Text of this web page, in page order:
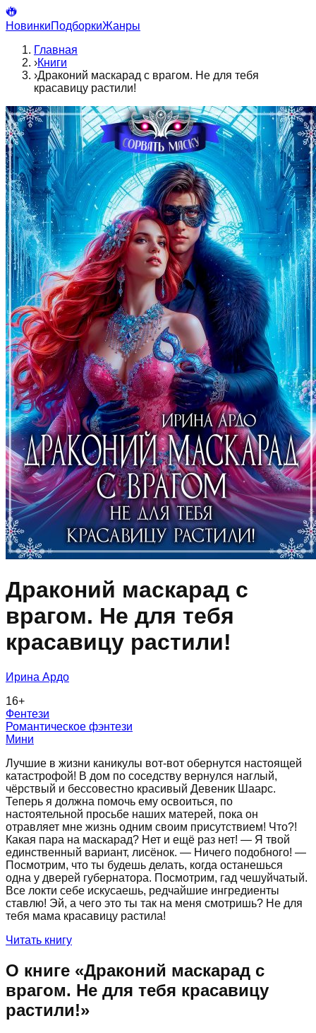
НовинкиПодборкиЖанры
Главная
›Книги
›Драконий маскарад с врагом. Не для тебя
красавицу растили!
Драконий маскарад с
врагом. Не для тебя
красавицу растили!
Ирина Ардо
16+
Фентези
Романтическое фэнтези
Мини
Лучшие в жизни каникулы вот-вот обернутся настоящей
катастрофой! В дом по соседству вернулся наглый,
чёрствый и бессовестно красивый Девеник Шаарс.
Теперь я должна помочь ему освоиться, по
настоятельной просьбе наших матерей, пока он
отравляет мне жизнь одним своим присутствием! Что?!
Какая пара на маскарад? Нет и ещё раз нет! — Я твой
единственный вариант, лисёнок. — Ничего подобного! —
Посмотрим, что ты будешь делать, когда останешься
одна у дверей губернатора. Посмотрим, гад чешуйчатый.
Все локти себе искусаешь, редчайшие ингредиенты
ставлю! Эй, а чего это ты так на меня смотришь? Не для
тебя мама красавицу растила!
Читать книгу
О книге «Драконий маскарад с
врагом. Не для тебя красавицу
растили!»